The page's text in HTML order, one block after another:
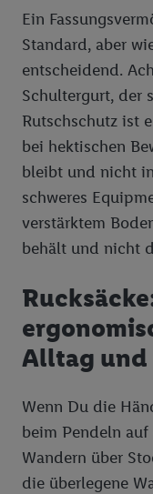
Ein
Standard, aber
entscheidend.
Schultergurt, der
Rutschschutz ist
bei hektischen
bleibt und nicht
schweres
verstärktem
behält und nicht
Alltag
Wenn Du die
beim Pendeln
Wandern über
die überlegene